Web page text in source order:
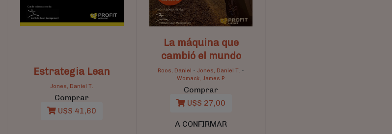
Estrategia Lean
Jones, Daniel T.
Comprar
U$S 41,60
La máquina que
cambió el mundo
Roos, Daniel - Jones, Daniel T. -
Womack, James P.
Comprar
U$S 27,00
A CONFIRMAR